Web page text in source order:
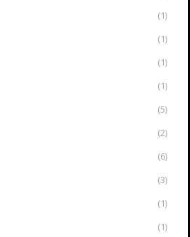
(1)
(1)
(1)
(1)
(5)
(2)
(6)
(3)
(1)
(1)